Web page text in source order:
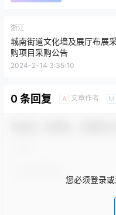
浙江
城南街道文化墙及展厅布展
购项目采购公告
2024-2-14 3:35:10
0 条回复 A 文章作者 M
您必须登录